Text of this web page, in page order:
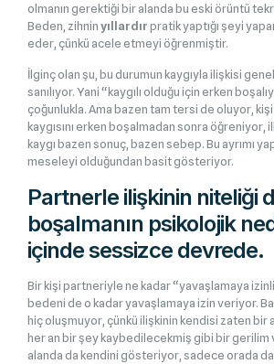
olmanın gerektiği bir alanda bu eski örüntü
Beden, zihninyıllardırpratik yaptığı şeyi
eder, çünkü acele etmeyi öğrenmiştir.
İlginç olan şu, bu durumun kaygıyla ilişkisi
sanılıyor. Yani “kaygılı olduğu için erken
çoğunlukla. Ama bazen tam tersi de oluyor,
kaygısını erken boşalmadan sonra öğreniyor,
kaygı bazen sonuç, bazen sebep. Bu ayrımı
meseleyi olduğundan basit gösteriyor.
Partnerle ilişkinin niteliği
boşalmanın psikolojik
içinde sessizce devrede.
Bir kişi partneriyle ne kadar “yavaşlamaya
bedeni de o kadar yavaşlamaya izin veriyor.
hiç oluşmuyor, çünkü ilişkinin kendisi zaten bir
her an bir şey kaybedilecekmiş gibi bir gerilim
alanda da kendini gösteriyor, sadece orada